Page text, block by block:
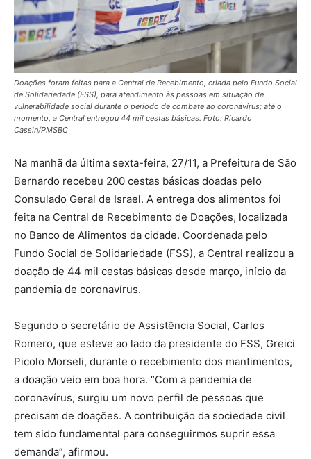
Doações foram feitas para a Central de Recebimento, criada pelo Fundo Social
de Solidariedade (FSS), para atendimento às pessoas em situação de
vulnerabilidade social durante o período de combate ao coronavírus; até o
momento, a Central entregou 44 mil cestas básicas. Foto: Ricardo
Cassin/PMSBC
Na manhã da última sexta-feira, 27/11, a Prefeitura de São
Bernardo recebeu 200 cestas básicas doadas pelo
Consulado Geral de Israel. A entrega dos alimentos foi
feita na Central de Recebimento de Doações, localizada
no Banco de Alimentos da cidade. Coordenada pelo
Fundo Social de Solidariedade (FSS), a Central realizou a
doação de 44 mil cestas básicas desde março, início da
pandemia de coronavírus.
Segundo o secretário de Assistência Social, Carlos
Romero, que esteve ao lado da presidente do FSS, Greici
Picolo Morseli, durante o recebimento dos mantimentos,
a doação veio em boa hora. “Com a pandemia de
coronavírus, surgiu um novo perfil de pessoas que
precisam de doações. A contribuição da sociedade civil
tem sido fundamental para conseguirmos suprir essa
demanda”, afirmou.